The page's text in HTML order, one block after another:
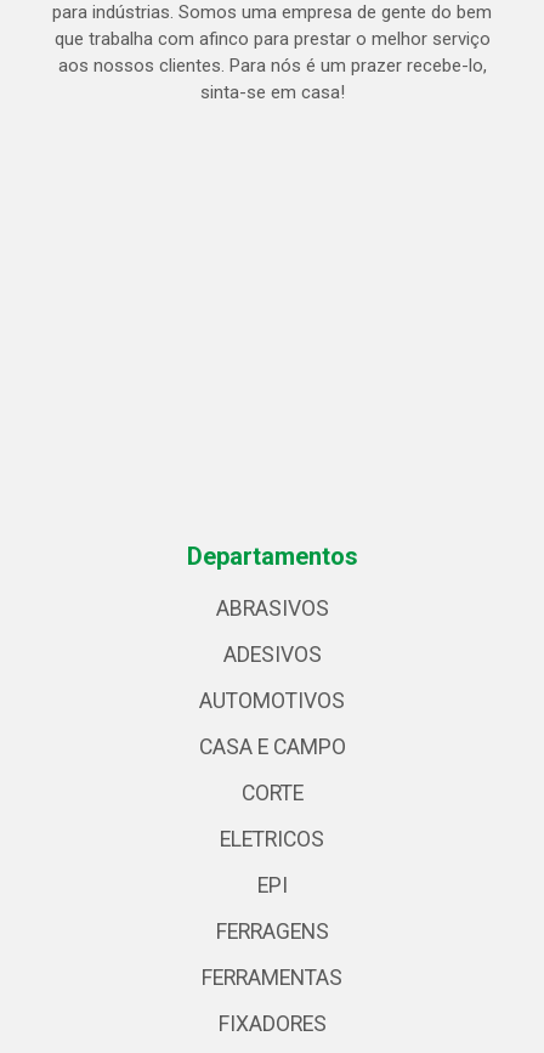
para indústrias. Somos uma empresa de gente do bem
que trabalha com afinco para prestar o melhor serviço
aos nossos clientes. Para nós é um prazer recebe-lo,
sinta-se em casa!
Departamentos
ABRASIVOS
ADESIVOS
AUTOMOTIVOS
CASA E CAMPO
CORTE
ELETRICOS
EPI
FERRAGENS
FERRAMENTAS
FIXADORES